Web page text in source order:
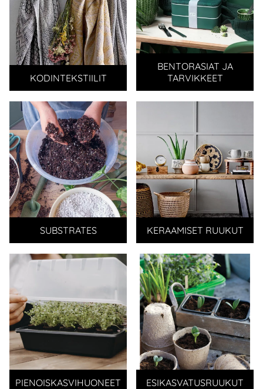
KODINTEKSTIILIT
BENTORASIAT JA
TARVIKKEET
SUBSTRATES KERAAMISET RUUKUT
PIENOISKASVIHUONEET ESIKASVATUSRUUKUT